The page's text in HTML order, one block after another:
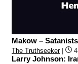
Makow –
The Truthseeker|
Larry Johnson: